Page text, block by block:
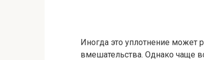
Иногда это уплотнение может
вмешательства. Однако чаще